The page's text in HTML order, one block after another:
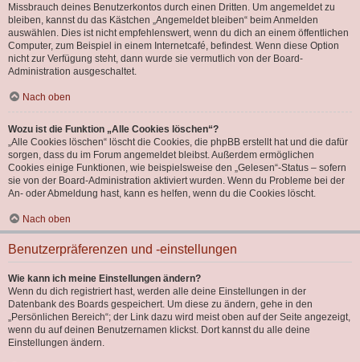
Missbrauch deines Benutzerkontos durch einen Dritten. Um angemeldet zu
bleiben, kannst du das Kästchen „Angemeldet bleiben“ beim Anmelden
auswählen. Dies ist nicht empfehlenswert, wenn du dich an einem öffentlichen
Computer, zum Beispiel in einem Internetcafé, befindest. Wenn diese Option
nicht zur Verfügung steht, dann wurde sie vermutlich von der Board-
Administration ausgeschaltet.
Nach oben
Wozu ist die Funktion „Alle Cookies löschen“?
„Alle Cookies löschen“ löscht die Cookies, die phpBB erstellt hat und die dafür
sorgen, dass du im Forum angemeldet bleibst. Außerdem ermöglichen
Cookies einige Funktionen, wie beispielsweise den „Gelesen“-Status – sofern
sie von der Board-Administration aktiviert wurden. Wenn du Probleme bei der
An- oder Abmeldung hast, kann es helfen, wenn du die Cookies löscht.
Nach oben
Benutzerpräferenzen und -einstellungen
Wie kann ich meine Einstellungen ändern?
Wenn du dich registriert hast, werden alle deine Einstellungen in der
Datenbank des Boards gespeichert. Um diese zu ändern, gehe in den
„Persönlichen Bereich“; der Link dazu wird meist oben auf der Seite angezeigt,
wenn du auf deinen Benutzernamen klickst. Dort kannst du alle deine
Einstellungen ändern.